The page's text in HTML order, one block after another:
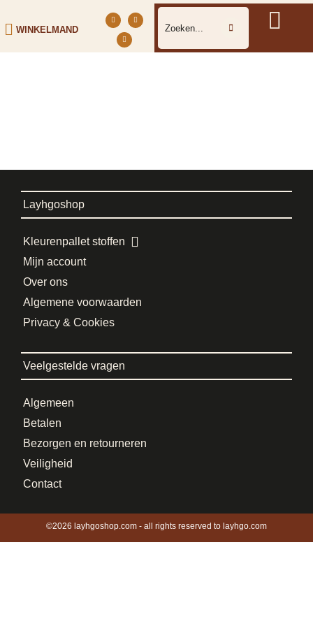
WINKELMAND
Layhgoshop
Kleurenpallet stoffen
Mijn account
Over ons
Algemene voorwaarden
Privacy & Cookies
Veelgestelde vragen
Algemeen
Betalen
Bezorgen en retourneren
Veiligheid
Contact
©2026 layhgoshop.com - all rights reserved to layhgo.com